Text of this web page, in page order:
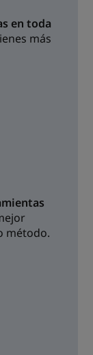
en toda
más
método.